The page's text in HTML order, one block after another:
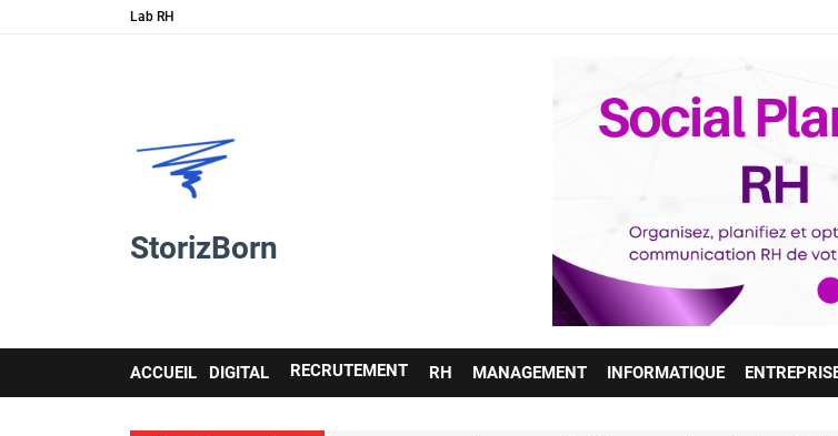
Lab RH
StorizBorn
Main
navigation
ACCUEIL DIGITAL RECRUTEMENT RH MANAGEMENT INFORMATIQUE